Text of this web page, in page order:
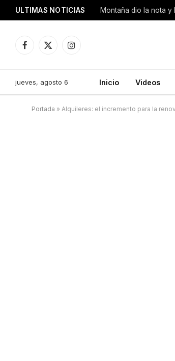
ULTIMAS NOTICIAS Montaña dio la nota y
Facebook
X
Instagram
jueves, agosto 6 Inicio Videos
Portada » Alquileres: el incremento para la